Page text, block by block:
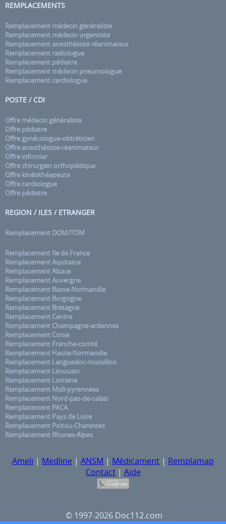
REMPLACEMENTS
Remplacement médecin généraliste
Remplacement médecin urgentiste
Remplacement anesthésiste réanimateur
Remplacement radiologue
Remplacement pédiatre
Remplacement médecin pneumologue
Remplacement cardiologue
POSTE / CDI
Offre médecin généraliste
Offre pédiatre
Offre gynécologue-obtréticien
Offre anesthésiste-réanimateur
Offre infirmier
Offre chirurgien orthopédique
Offre kinésithéapeute
Offre cardiologue
Offre pédiatre
REGION / ILES / ETRANGER
Remplacement DOM/TOM
Remplacement Ile de France
Remplacement Aquitaine
Remplacement Alsace
Remplacement Auvergne
Remplacement Basse-Normandie
Remplacement Borgogne
Remplacement Bretagne
Remplacement Centre
Remplacement Champagne-ardennes
Remplacement Corse
Remplacement Franche-comté
Remplacement Haute-Normandie
Remplacement Languedoc-roussillon
Remplacement Limousin
Remplacement Lorraine
Remplacement Midi-pyrennées
Remplacement Nord-pas-de-calais
Remplacement PACA
Remplacement Pays de Loire
Remplacement Poitou-Charentes
Remplacement Rhones-Alpes
Ameli | Medline | ANSM | Médicament | Remplamap
Contact| Aide
© 1997-2026 Doc112.com